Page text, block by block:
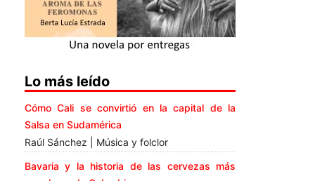
Lo más leído
Cómo Cali se convirtió en la capital de la
Salsa en Sudamérica
Raúl Sánchez | Música y folclor
Bavaria y la historia de las cervezas más